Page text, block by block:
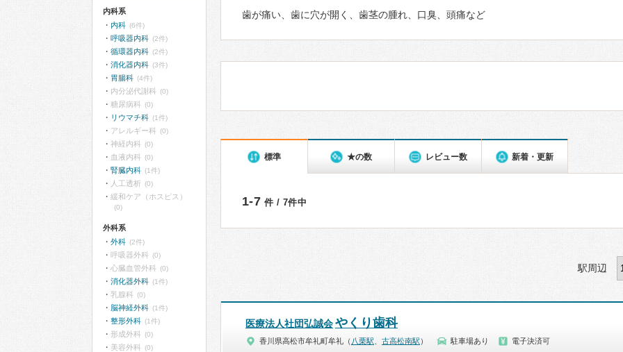
歯が痛い、歯に穴が開く、歯茎の腫れ、口臭、頭痛など
標準 ★の数 レビュー数 新着・更新
1-7 件 / 7件中
駅周辺
医療法人社団弘誠会やくり歯科
香川県高松市牟礼町牟礼（ 八栗駅 古高松南駅 ） 駐車場あり 電子決済可
内科系
内科 (6件)
呼吸器内科 (2件)
循環器内科 (2件)
消化器内科 (3件)
胃腸科 (4件)
内分泌代謝科 (0)
糖尿病科 (0)
リウマチ科 (1件)
アレルギー科 (0)
神経内科 (0)
血液内科 (0)
腎臓内科 (1件)
人工透析 (0)
緩和ケア（ホスピス）
(0)
外科系
外科 (2件)
呼吸器外科 (0)
心臓血管外科 (0)
消化器外科 (1件)
乳腺科 (0)
脳神経外科 (1件)
整形外科 (1件)
形成外科 (0)
美容外科 (0)